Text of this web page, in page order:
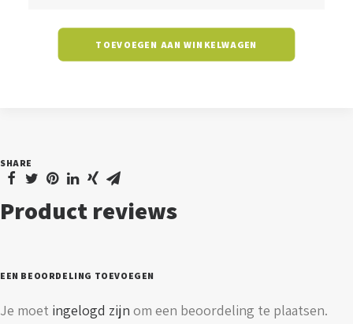
lichtmoduleTOEVOEGEN AAN WINKELWAGEN
SHARE
Product reviews
EEN BEOORDELING TOEVOEGEN
Je moet ingelogd zijn om een beoordeling te plaatsen.